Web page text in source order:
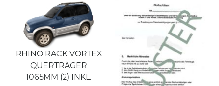
RHINO RACK VORTEX
QUERTRÄGER
1065MM (2) INKL.